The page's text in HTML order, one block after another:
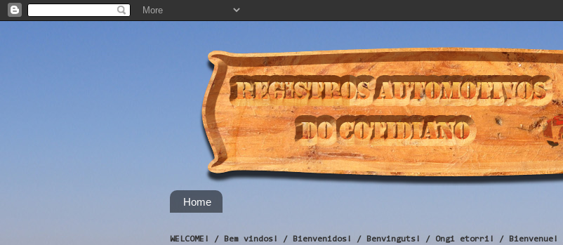
Home
WELCOME! / Bem vindos! / Bienvenidos! / Benvinguts! / Ongi etorri! /